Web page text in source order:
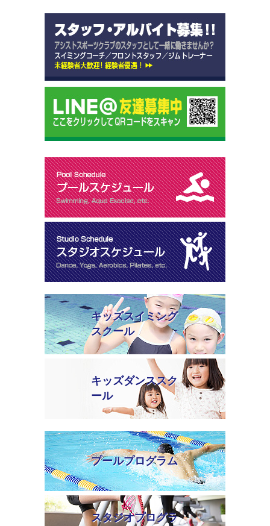
キッズスイミング
スクール
キッズダンススク
ール
プールプログラム
スタジオプログラ